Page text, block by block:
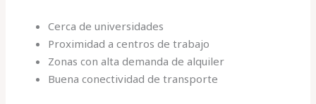
Cerca de universidades
Proximidad a centros de trabajo
Zonas con alta demanda de alquiler
Buena conectividad de transporte